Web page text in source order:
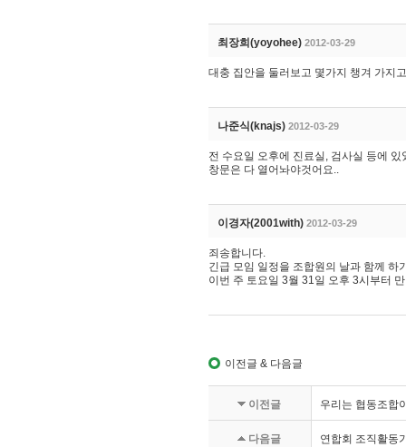
최장희(yoyohee) 2012-03-29
대충 집안을 둘러보고 몇가지 챙겨 가지
나준식(knajs) 2012-03-29
전 수요일 오후에 진료실, 검사실 등에
창문은 다 열어놔야것어요..
이경자(2001with) 2012-03-29
죄송합니다.
긴급 모임 일정을 조합원의 날과 함께 하
이번 주 토요일 3월 31일 오후 3시부터
이전글 & 다음글
이전글 우리는 협동조합
다음글 연합회 조직활동